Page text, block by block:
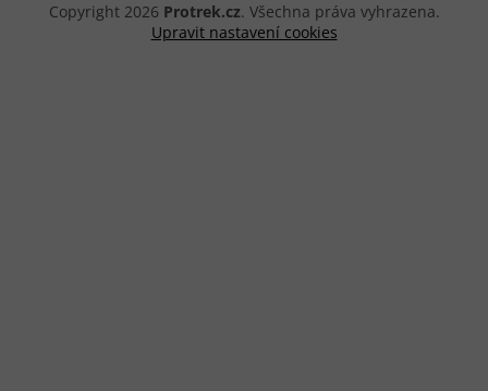
Copyright 2026 Protrek.cz. Všechna práva vyhrazena.
Upravit nastavení cookies